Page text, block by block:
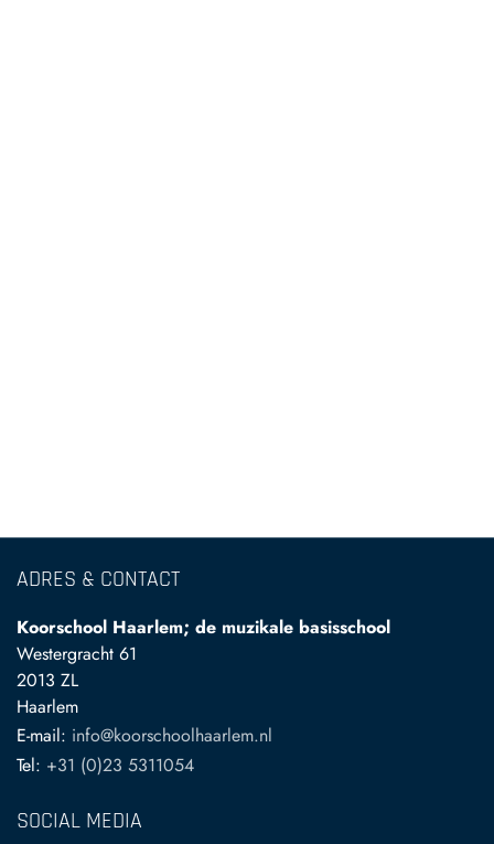
ADRES & CONTACT
Koorschool Haarlem; de muzikale basisschool
Westergracht 61
2013 ZL
Haarlem
E-mail: info@koorschoolhaarlem.nl
Tel: +31 (0)23 5311054
SOCIAL MEDIA